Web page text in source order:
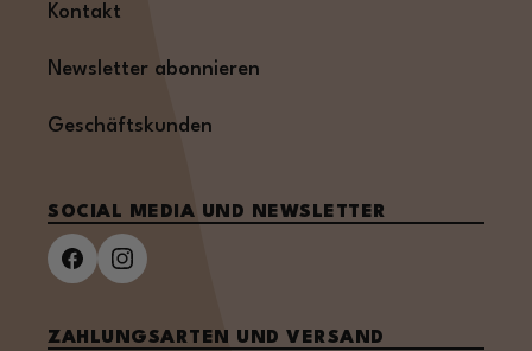
Kontakt
Newsletter abonnieren
Geschäftskunden
SOCIAL MEDIA UND NEWSLETTER
ZAHLUNGSARTEN UND VERSAND